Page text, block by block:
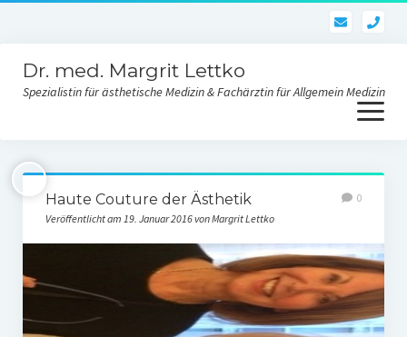
Dr. med. Margrit Lettko
Spezialistin für ästhetische Medizin & Fachärztin für Allgemein Medizin
Menü
öffnen
Dr. med. Lettko
Kontakt Praxis
Ästhetik und Behandlungen
Gesichtsverjüngung
Skinbooster-Hautverjüngung
Haute Couture der Ästhetik
Veröffentlicht am 19. Januar 2016 von Margrit Lettko
0